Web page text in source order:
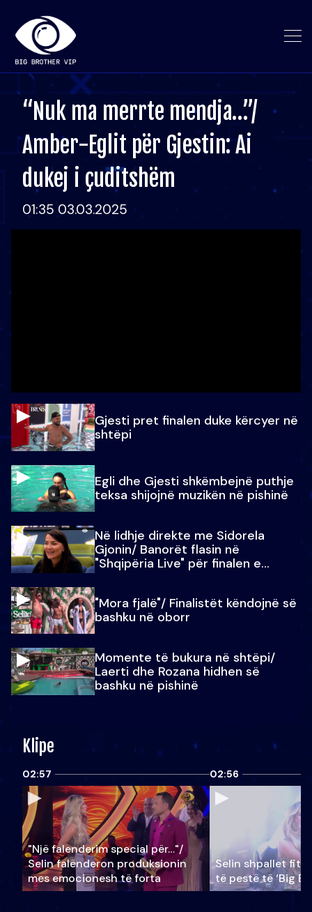
“Nuk ma merrte mendja…”/
Amber-Eglit për Gjestin: Ai
dukej i çuditshëm
01:35 03.03.2025
Gjesti pret finalen duke kërcyer në
shtëpi
Egli dhe Gjesti shkëmbejnë puthje
teksa shijojnë muzikën në pishinë
Në lidhje direkte me Sidorela
Gjonin/ Banorët flasin në
"Shqipëria Live" për finalen e
"Mora fjalë"/ Finalistët këndojnë së
bashku në oborr
Momente të bukura në shtëpi/
Laerti dhe Rozana hidhen së
bashku në pishinë
Klipe
02:57
"Një falenderim special për…"/
Selin falënderon produksionin
mes emocionesh të forta
02:56
Selin shpallet
të pestë të ‘Big